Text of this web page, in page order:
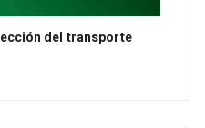
del transporte